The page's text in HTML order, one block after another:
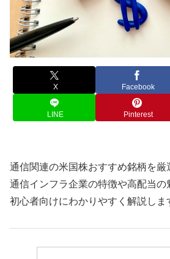
X Facebook
LINE Pinterest
通信関連の米国株おすすめ銘柄を厳
通信インフラ企業の特徴や高配当の
初心者向けにわかりやすく解説しま